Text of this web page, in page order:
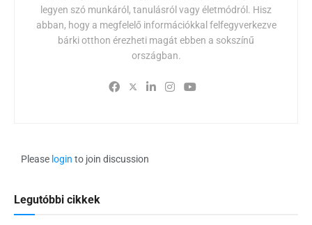
legyen szó munkáról, tanulásról vagy életmódról. Hisz
abban, hogy a megfelelő információkkal felfegyverkezve
bárki otthon érezheti magát ebben a sokszínű
országban.
Please login to join discussion
Legutóbbi cikkek